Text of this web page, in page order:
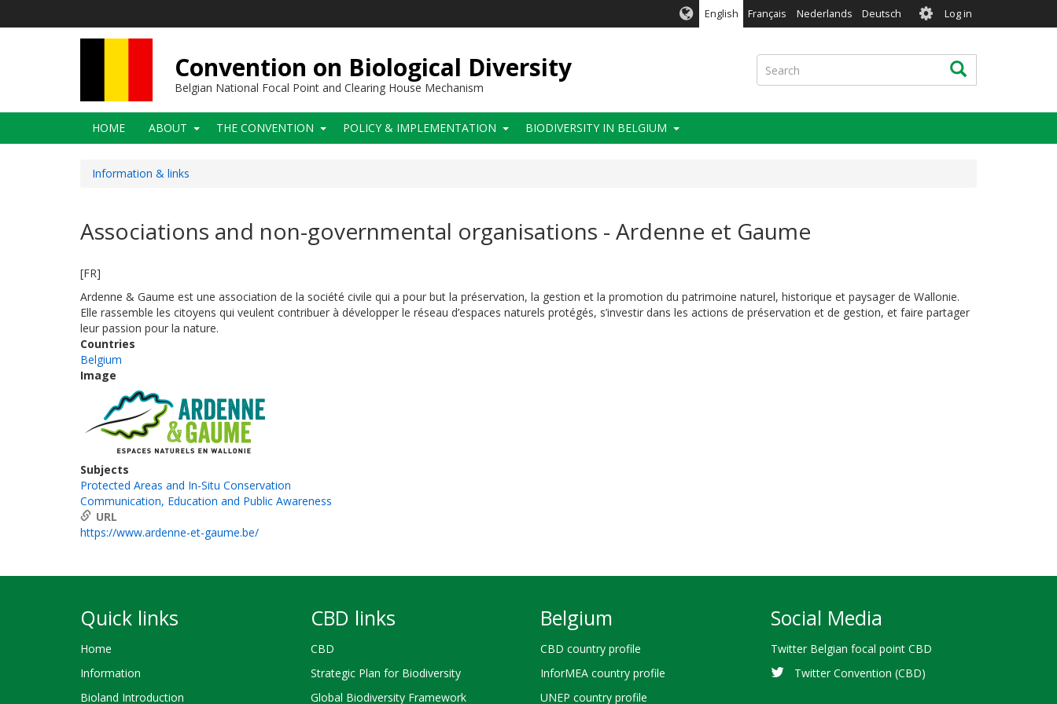
English Français Nederlands Deutsch User
account
menu
Log in
Convention on Biological Diversity
Belgian National Focal Point and Clearing House Mechanism
Search Search
Main
navigation
HOME ABOUT THE CONVENTION POLICY & IMPLEMENTATION BIODIVERSITY IN BELGIUM
Information & links
Associations and non-governmental organisations - Ardenne et Gaume
[FR]
Ardenne & Gaume est une association de la société civile qui a pour but la préservation, la gestion et la promotion du patrimoine naturel, historique et paysager de Wallonie.
Elle rassemble les citoyens qui veulent contribuer à développer le réseau d’espaces naturels protégés, s’investir dans les actions de préservation et de gestion, et faire partager
leur passion pour la nature.
Countries
Belgium
Image
Subjects
Protected Areas and In-Situ Conservation
Communication, Education and Public Awareness
URL
https://www.ardenne-et-gaume.be/
Quick links
Home
Information
Bioland Introduction
CBD links
CBD
Strategic Plan for Biodiversity
Global Biodiversity Framework
Belgium
CBD country profile
InforMEA country profile
UNEP country profile
Social Media
Twitter Belgian focal point CBD
Twitter Convention (CBD)